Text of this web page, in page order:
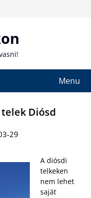
Menu
Diósd
29
A diósdi
telkeken
nem lehet
saját